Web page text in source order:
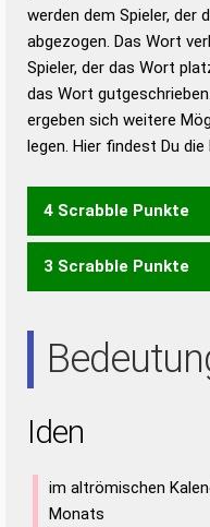
werden dem Spieler, der
abgezogen. Das Wort
Spieler, der das Wort
das Wort
ergeben sich weitere
legen. Hier findest Du
4 Scrabble Punkte
DEIN DIEN NEID
3 Scrabble Punkte
Iden
im altrömischen
Monats